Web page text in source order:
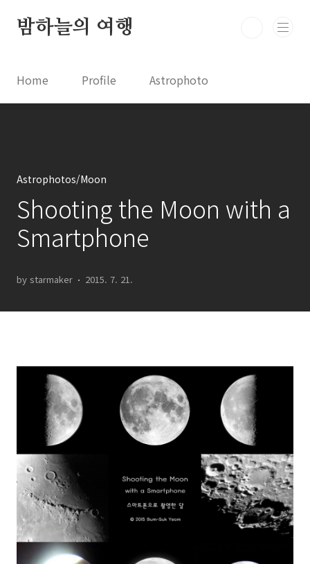
밤하늘의 여행
Home Profile Astrophoto
Astrophotography
Astrophotos/Moon
Shooting the Moon with a
Smartphone
by starmaker 2015. 7. 21.